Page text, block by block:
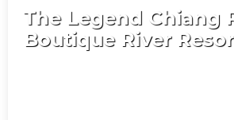
The Legend Chiang
Boutique River